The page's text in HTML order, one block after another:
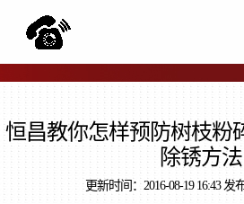
恒昌教你怎样预防树枝粉
除锈方法
更新时间：2016-08-19 16:43